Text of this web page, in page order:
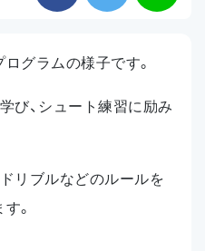
グラムの様子です。
び、シュート練習に励み
リブルなどのルールを
。